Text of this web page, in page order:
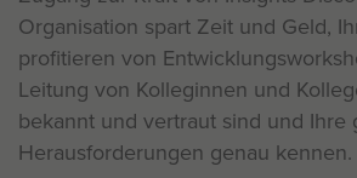
Organisation spart Zeit und Geld,
profitieren von
Leitung von Kolleginnen und
bekannt und vertraut sind und Ihre
Herausforderungen genau kennen.